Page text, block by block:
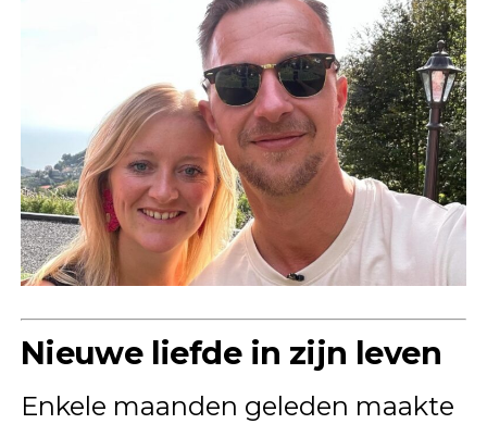
Nieuwe liefde in zijn leven
Enkele maanden geleden maakte